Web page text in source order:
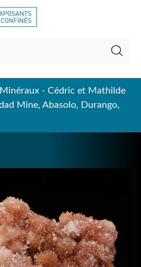
- Cédric et Mathilde
Mine, Abasolo, Durango,